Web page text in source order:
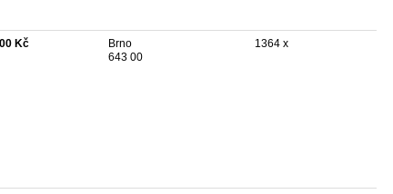
Kč
Brno
643 00
1364 x